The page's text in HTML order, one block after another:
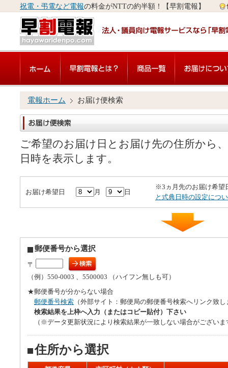
祝電・弔電など電報の料金がNTTの約半額！【早割電報】
電報ホーム お届け便検索
ご希望のお届け日とお届け先の住所から
日時を表示します。
お届け希望日 月 日
※3ヵ月先のお届け希望
と式典日時の設定につ
郵便番号から選択
〒
（例）550-0003 、5500003 （ハイフン無しも可）
★郵便番号が分からない場合
郵便番号検索 （外部サイト：郵便局の郵便番号検索へリンク致
検索結果を上枠へ入力（またはコピー貼付）下さい
（※データ更新状況により検索結果が一致しない場合がございま
住所から選択